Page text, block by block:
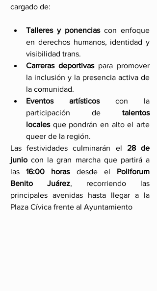
cargado de:
Talleres y ponencias con enfoque
en derechos humanos, identidad y
visibilidad trans.
Carreras deportivas para promover
la inclusión y la presencia activa de
la comunidad.
Eventos artísticos con la
participación de talentos
locales que pondrán en alto el arte
queer de la región.
Las festividades culminarán el 28 de
junio con la gran marcha que partirá a
las 16:00 horas desde el Poliforum
Benito Juárez, recorriendo las
principales avenidas hasta llegar a la
Plaza Cívica frente al Ayuntamiento